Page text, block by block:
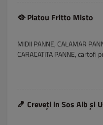
🥘 Platou Fritto Misto
MIDII PANNE, CALAMAR
CARACATITA PANNE, cartofi
🍤 Creveți in Sos Alb și